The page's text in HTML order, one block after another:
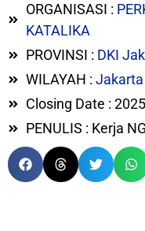
ORGANISASI :
KATALIKA
PROVINSI : DKI
WILAYAH : Jakarta
Closing Date :
PENULIS : Kerja